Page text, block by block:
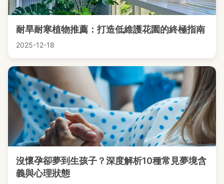
耐旱耐寒植物推薦：打造低維護花園的終極指南
2025-12-18
沒懷孕卻夢到生孩子？深度解析10種常見夢境含
義與心理狀態